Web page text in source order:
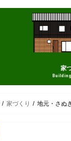
家
家づくり 地元・さぬ